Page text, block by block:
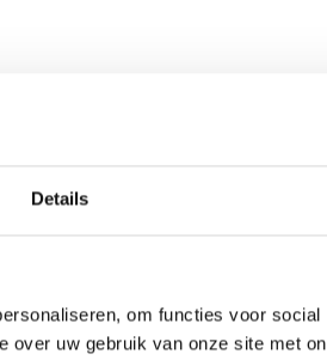
Details
om functies voor
over uw gebruik van onze site met